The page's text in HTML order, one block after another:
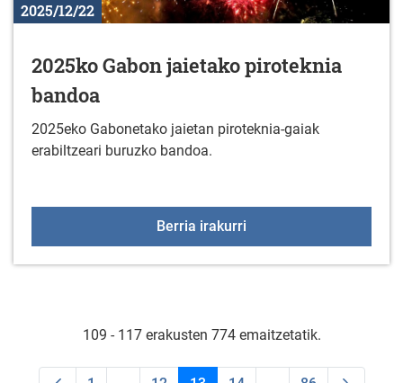
2025/12/22
2025ko Gabon jaietako piroteknia
bandoa
2025eko Gabonetako jaietan piroteknia-gaiak
erabiltzeari buruzko bandoa.
Berria irakurri
109 - 117 erakusten 774 emaitzetatik.